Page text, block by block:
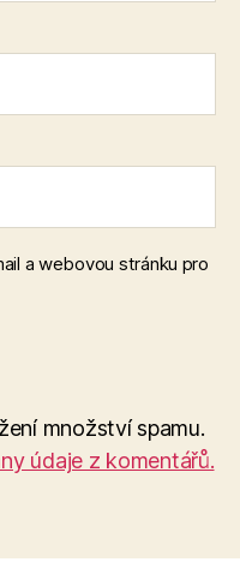
a webovou stránku pro
množství spamu.
údaje z komentářů.